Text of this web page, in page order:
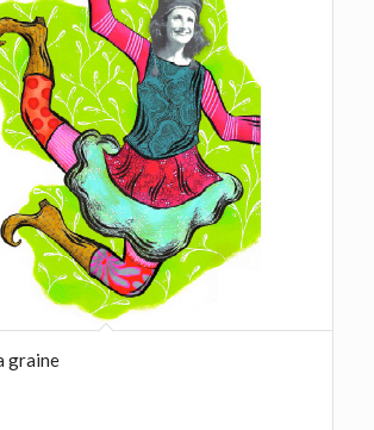
graine